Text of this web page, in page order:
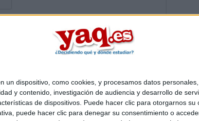
un dispositivo, como cookies, y procesamos datos
y contenido, investigación de audiencia y desarrollo de
de dispositivos. Puede hacer clic para otorgarnos
puede hacer clic para denegar su consentimiento o
Quiénes somos |Contactar| Anúnciate
|Politica de privacidad|Condiciones generales|Política de